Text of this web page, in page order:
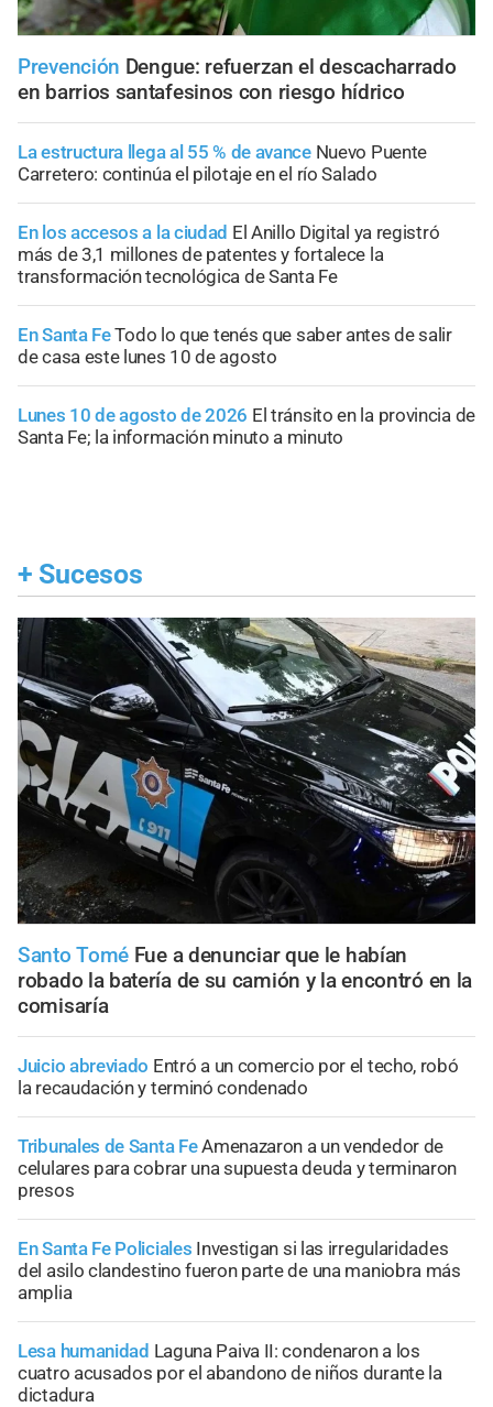
Prevención Dengue: refuerzan el descacharrado
en barrios santafesinos con riesgo hídrico
La estructura llega al 55 % de avance Nuevo Puente
Carretero: continúa el pilotaje en el río Salado
En los accesos a la ciudad El Anillo Digital ya registró
más de 3,1 millones de patentes y fortalece la
transformación tecnológica de Santa Fe
En Santa FeTodo lo que tenés que saber antes de salir
de casa este lunes 10 de agosto
Lunes 10 de agosto de 2026 El tránsito en la provincia de
Santa Fe; la información minuto a minuto
+ Sucesos
Santo Tomé Fue a denunciar que le habían
robado la batería de su camión y la encontró en la
comisaría
Juicio abreviado Entró a un comercio por el techo, robó
la recaudación y terminó condenado
Tribunales de Santa FeAmenazaron a un vendedor de
celulares para cobrar una supuesta deuda y terminaron
presos
En Santa Fe Policiales Investigan si las irregularidades
del asilo clandestino fueron parte de una maniobra más
amplia
Lesa humanidad Laguna Paiva II: condenaron a los
cuatro acusados por el abandono de niños durante la
dictadura